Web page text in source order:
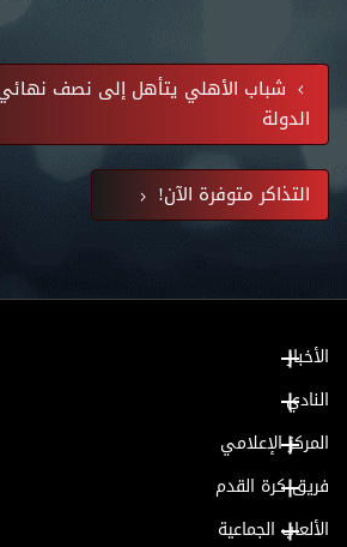
شباب الأهلي يتأهل إلى نصف
الدولة
التذاكر متوفرة الآن!
الأخبار
النادي
المركز الإعلامي
فريق كرة القدم
الألعاب الجماعية